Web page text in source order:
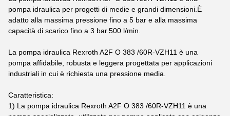
pompa idraulica per progetti di medie e grandi dimensioni.È
adatto alla massima pressione fino a 5 bar e alla massima
capacità di scarico fino a 3 bar.500 l/min.
La pompa idraulica Rexroth A2F O 383 /60R-VZH11 è una
pompa affidabile, robusta e leggera progettata per applicazioni
industriali in cui è richiesta una pressione media.
Caratteristica:
1) La pompa idraulica Rexroth A2F O 383 /60R-VZH11 è una